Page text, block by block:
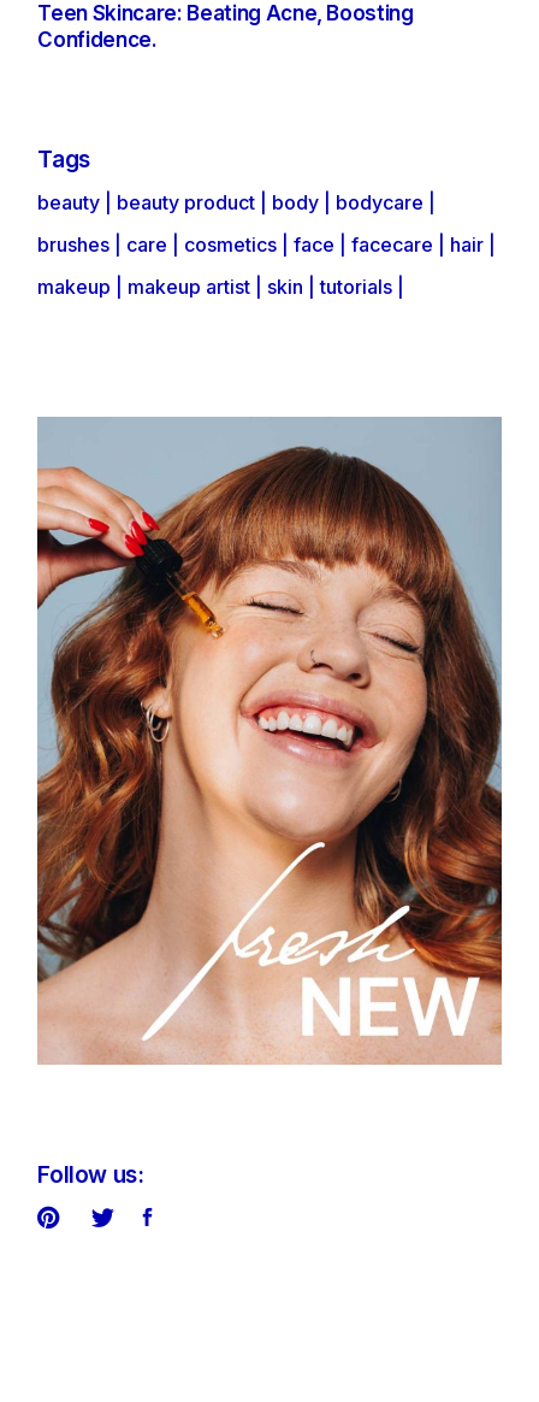
Teen Skincare: Beating Acne, Boosting
Confidence.
Tags
beauty beauty product body
bodycare
brushes
care cosmetics face facecare
hair
makeup
makeup artist skin tutorials
Follow us: